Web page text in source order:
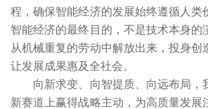
程，确保智能经济的发展始终遵循人类
智能经济的最终目的，不是技术本身的
从机械重复的劳动中解放出来，投身创
让发展成果惠及全社会。
向新求变、向智提质、向远布局，
新赛道上赢得战略主动，为高质量发展